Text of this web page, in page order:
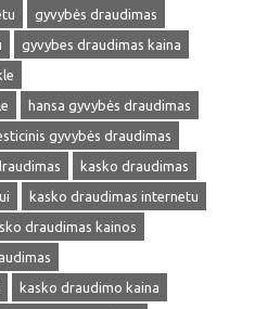
gyvybės draudimas
gyvybes draudimas kaina
hansa gyvybės draudimas
gyvybės draudimas
kasko draudimas
kasko draudimas internetu
draudimas kainos
kasko draudimo kaina